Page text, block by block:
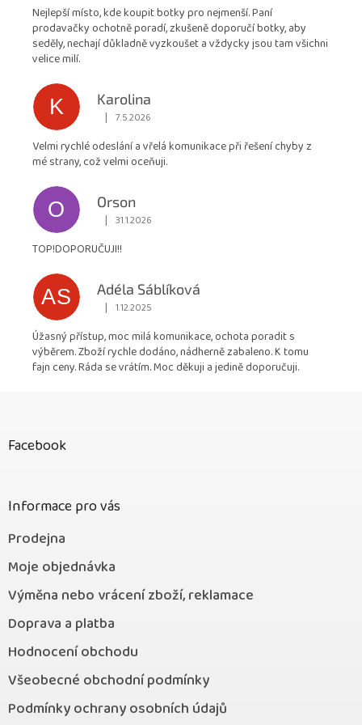
4,9
z
Nejlepší místo, kde koupit botky pro nejmenší. Paní
prodavačky ochotně poradí, zkušeně doporučí botky, aby
seděly, nechají důkladně vyzkoušet a vždycky jsou tam všichni
velice milí.
K
Karolina
Hodnocení obchodu je 5 z 5 hvězdiček.
| 7.5.2026
Velmi rychlé odeslání a vřelá komunikace při řešení chyby z
mé strany, což velmi oceňuji.
O
Orson
Hodnocení obchodu je 5 z 5 hvězdiček.
| 31.1.2026
TOP!DOPORUČUJI!!
AS
Adéla Sáblíková
Hodnocení obchodu je 5 z 5 hvězdiček.
| 1.12.2025
Úžasný přístup, moc milá komunikace, ochota poradit s
výběrem. Zboží rychle dodáno, nádherně zabaleno. K tomu
fajn ceny. Ráda se vrátím. Moc děkuji a jedině doporučuji.
Facebook
Informace pro vás
Prodejna
Moje objednávka
Výměna nebo vrácení zboží, reklamace
Doprava a platba
Hodnocení obchodu
Všeobecné obchodní podmínky
Podmínky ochrany osobních údajů